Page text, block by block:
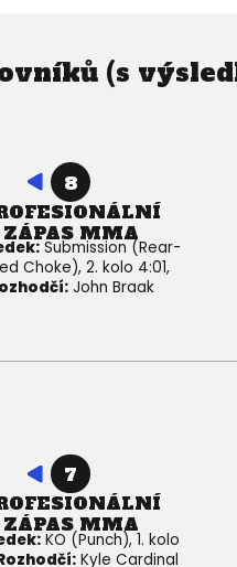
(s
8
ZÁPAS MMA
Submission (Rear-
Choke), 2. kolo 4:01,
John Braak
7
ZÁPAS MMA
KO (Punch), 1. kolo
Kyle Cardinal